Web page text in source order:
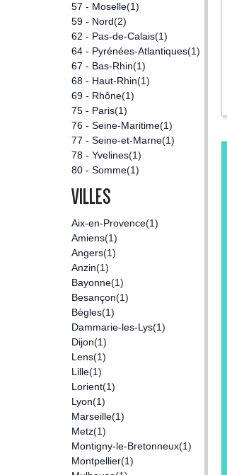
57 - Moselle(1)
59 - Nord(2)
62 - Pas-de-Calais(1)
64 - Pyrénées-Atlantiques(1)
67 - Bas-Rhin(1)
68 - Haut-Rhin(1)
69 - Rhône(1)
75 - Paris(1)
76 - Seine-Maritime(1)
77 - Seine-et-Marne(1)
78 - Yvelines(1)
80 - Somme(1)
VILLES
Aix-en-Provence(1)
Amiens(1)
Angers(1)
Anzin(1)
Bayonne(1)
Besançon(1)
Bègles(1)
Dammarie-les-Lys(1)
Dijon(1)
Lens(1)
Lille(1)
Lorient(1)
Lyon(1)
Marseille(1)
Metz(1)
Montigny-le-Bretonneux(1)
Montpellier(1)